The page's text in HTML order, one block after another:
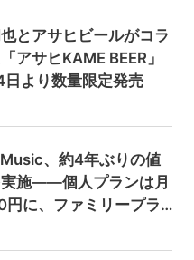
とアサヒビールがコラ
アサヒKAME BEER」
より数量限定発売
、約4年ぶりの値
施——個人プランは月
円に、ファミリープラ